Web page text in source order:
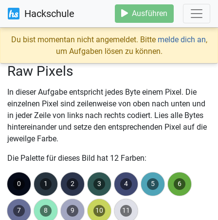
Hackschule Ausführen
Raw Pixels
In dieser Aufgabe entspricht jedes Byte einem Pixel. Die
einzelnen Pixel sind zeilenweise von oben nach unten und
in jeder Zeile von links nach rechts codiert. Lies alle Bytes
hintereinander und setze den entsprechenden Pixel auf die
jeweilge Farbe.
Die Palette für dieses Bild hat 12 Farben:
0 1 2 3 4 5 6
7 8 9 10 11
Du bist momentan nicht angemeldet. Bitte melde dich an,
um Aufgaben lösen zu können.